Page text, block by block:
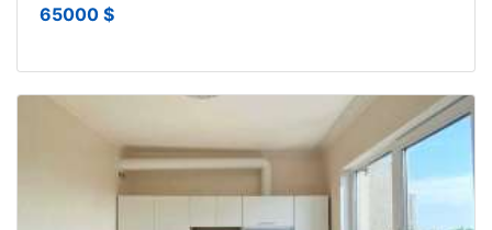
65000 $